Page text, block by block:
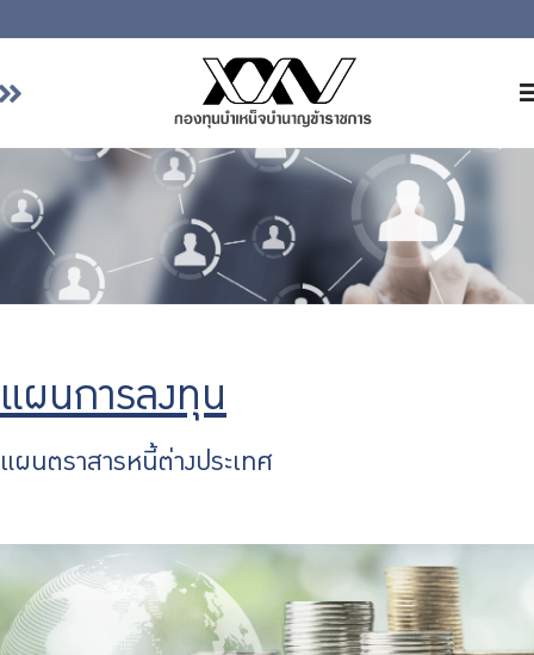
เกี่ยวกับ กบข.
บริการสมาชิก
ลงทุน
รายงานผลการดำเนินงาน
จัดซื้อจัดจ้าง
ร่วมงานกับเรา
ติดต่อเรา
แผนการลงทุน
แผนตราสารหนี้ต่างประเทศ